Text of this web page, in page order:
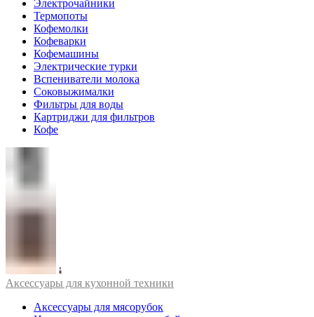
Электрочайники
Термопоты
Кофемолки
Кофеварки
Кофемашины
Электрические турки
Вспениватели молока
Соковыжималки
Фильтры для воды
Картриджи для фильтров
Кофе
Аксессуары для кухонной техники
Аксессуары для мясорубок